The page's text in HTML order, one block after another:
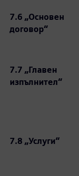
7.6 „Основен
договор“
7.7 „Главен
изпълнител“
7.8 „Услуги“